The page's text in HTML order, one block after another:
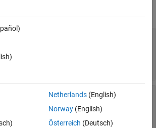
"Jupiter"
—Gravitational
of third body
(default) |"spherical-
| "oblate-ellipsoid"
Netherlands(English)
Norway(English)
Österreich (Deutsch)